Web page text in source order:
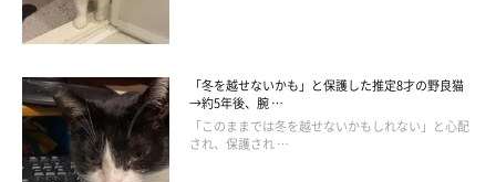
「冬を越せないかも」と保護した推定8才の野良猫
→約5年後、腕 …
「このままでは冬を越せないかもしれない」と心配
され、保護され …